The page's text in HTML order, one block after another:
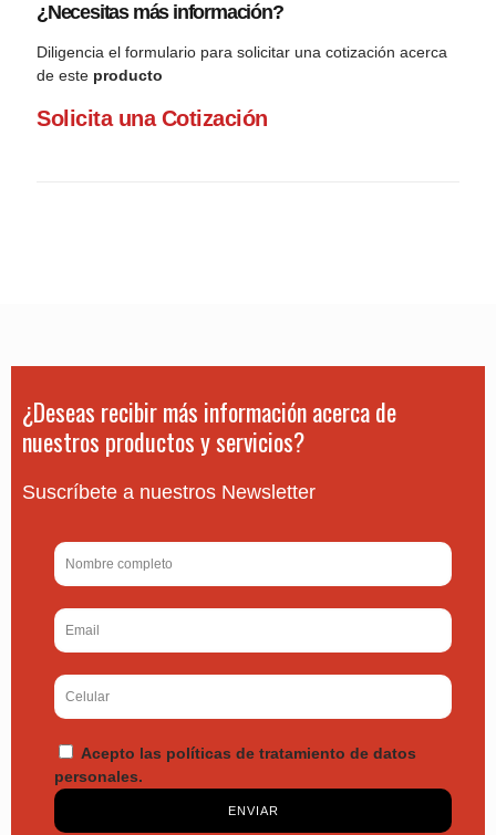
¿Necesitas más información?
Diligencia el formulario para solicitar una cotización acerca
de este producto
Solicita una Cotización
¿Deseas recibir más información acerca de
nuestros productos y servicios?
Suscríbete a nuestros Newsletter
Acepto las políticas de tratamiento de datos
personales.
ENVIAR